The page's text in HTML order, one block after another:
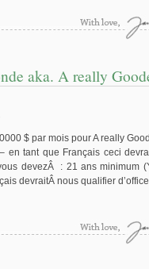
aka. A really
$ par mois pour A really
en tant que Français ceci
devezÂ : 21 ans minimum
devraitÂ nous qualifier